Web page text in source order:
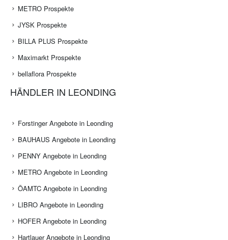
METRO Prospekte
JYSK Prospekte
BILLA PLUS Prospekte
Maximarkt Prospekte
bellaflora Prospekte
HÄNDLER IN LEONDING
Forstinger Angebote in Leonding
BAUHAUS Angebote in Leonding
PENNY Angebote in Leonding
METRO Angebote in Leonding
ÖAMTC Angebote in Leonding
LIBRO Angebote in Leonding
HOFER Angebote in Leonding
Hartlauer Angebote in Leonding